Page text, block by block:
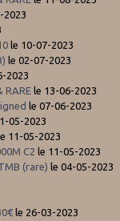
2023
le 10-07-2023
le 02-07-2023
2023
RARE le 13-06-2023
le 07-06-2023
05-2023
le 11-05-2023
C2 le 11-05-2023
(rare) le 04-05-2023
le 26-03-2023